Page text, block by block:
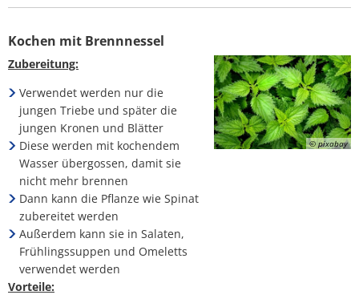
Kochen mit Brennnessel
© pixabay
Zubereitung:
Verwendet werden nur die
jungen Triebe und später die
jungen Kronen und Blätter
Diese werden mit kochendem
Wasser übergossen, damit sie
nicht mehr brennen
Dann kann die Pflanze wie Spinat
zubereitet werden
Außerdem kann sie in Salaten,
Frühlingssuppen und Omeletts
verwendet werden
Vorteile: